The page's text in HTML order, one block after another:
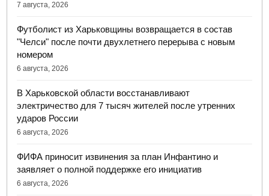
7 августа, 2026
Футболист из Харьковщины возвращается в состав
"Челси" после почти двухлетнего перерыва с новым
номером
6 августа, 2026
В Харьковской области восстанавливают
электричество для 7 тысяч жителей после утренних
ударов России
6 августа, 2026
ФИФА приносит извинения за план Инфантино и
заявляет о полной поддержке его инициатив
6 августа, 2026